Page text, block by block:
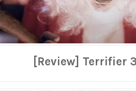
[Review] Terrifier 3